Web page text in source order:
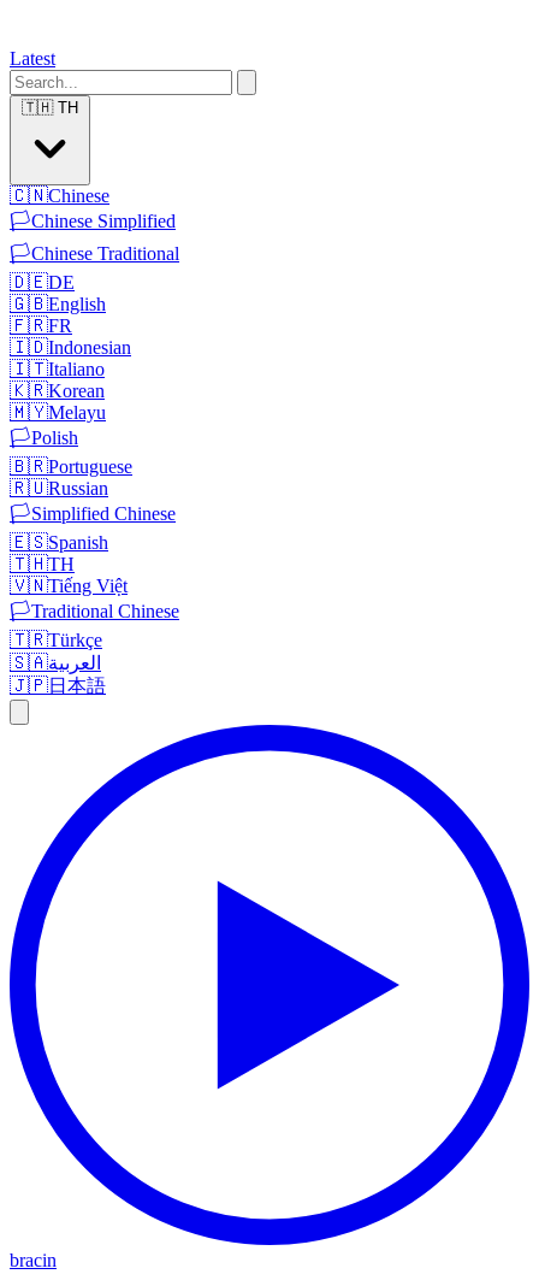
Latest
🇹🇭 TH
🇨🇳Chinese
🏳️Chinese Simplified
🏳️Chinese Traditional
🇩🇪DE
🇬🇧English
🇫🇷FR
🇮🇩Indonesian
🇮🇹Italiano
🇰🇷Korean
🇲🇾Melayu
🏳️Polish
🇧🇷Portuguese
🇷🇺Russian
🏳️Simplified Chinese
🇪🇸Spanish
🇹🇭TH
🇻🇳Tiếng Việt
🏳️Traditional Chinese
🇹🇷Türkçe
🇸🇦العربية
🇯🇵日本語
bracin